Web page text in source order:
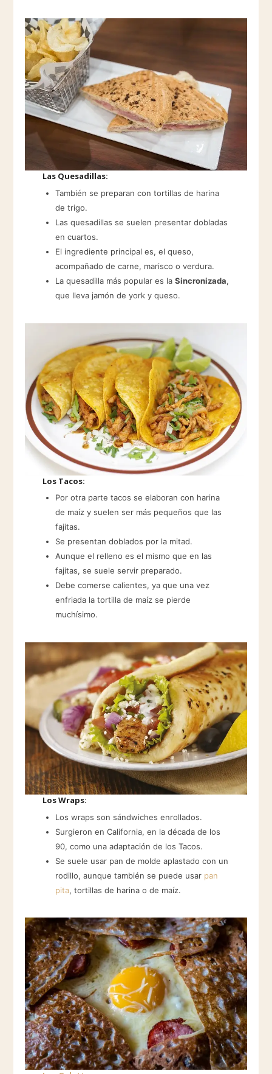
Las Quesadillas:
También se preparan con tortillas de harina
de trigo.
Las quesadillas se suelen presentar dobladas
en cuartos.
El ingrediente principal es, el queso,
acompañado de carne, marisco o verdura.
La quesadilla más popular es la Sincronizada,
que lleva jamón de york y queso.
Los Tacos:
Por otra parte tacos se elaboran con harina
de maíz y suelen ser más pequeños que las
fajitas.
Se presentan doblados por la mitad.
Aunque el relleno es el mismo que en las
fajitas, se suele servir preparado.
Debe comerse calientes, ya que una vez
enfriada la tortilla de maíz se pierde
muchísimo.
Los Wraps:
Los wraps son sándwiches enrollados.
Surgieron en California, en la década de los
90, como una adaptación de los Tacos.
Se suele usar pan de molde aplastado con un
rodillo, aunque también se puede usar pan
pita, tortillas de harina o de maíz.